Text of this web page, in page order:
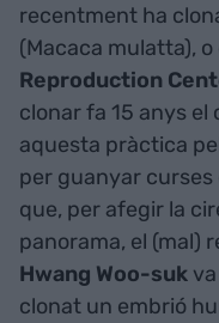
recentment ha
(Macaca mulatta), o
Reproduction
clonar fa 15 anys el
aquesta pràctica
per guanyar curses
que, per afegir la
panorama, el (mal)
Hwang Woo-suk
clonat un embrió